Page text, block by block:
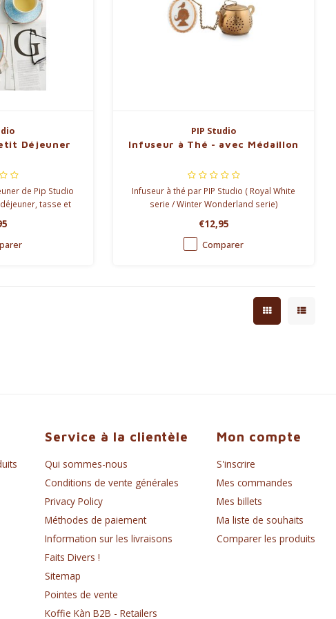
Déjeuner
de Pip Studio
tasse et
et d'oiseaux
& rose
PIP Studio
Infuseur à Thé - avec Médaillon
Infuseur à thé par PIP Studio ( Royal White
serie / Winter Wonderland serie)
€12,95
Comparer
Service à la clientèle
Qui sommes-nous
Conditions de vente générales
Privacy Policy
Méthodes de paiement
Information sur les livraisons
Faits Divers !
Sitemap
Pointes de vente
Koffie Kàn B2B - Retailers
Mon compte
S'inscrire
Mes commandes
Mes billets
Ma liste de souhaits
Comparer les produits